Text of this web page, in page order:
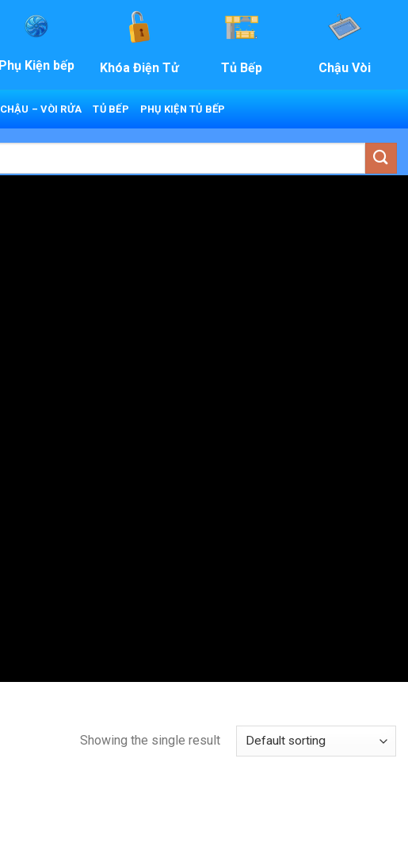
Phụ Kiện bếp Khóa Điện Tử Tủ Bếp Chậu Vòi
CHẬU – VÒI RỬA TỦ BẾP PHỤ KIỆN TỦ BẾP
Showing the single result